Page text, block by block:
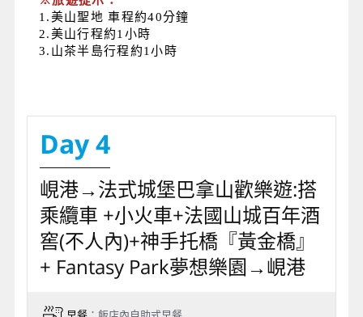
1.美山聖地 車程約40分鐘
2.美山行程約1小時
3. 山茶半島行程約1小時
Day 4
峴港→法式城堡巴拿山歡樂遊:搭
乘纜車 +小火車+法國山城百年酒
窖(不人內)+神手托橋『黃金橋』
+ Fantasy Park夢想樂園→峴港